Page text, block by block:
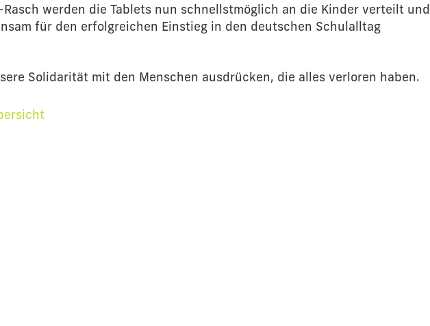
Rasch werden die Tablets nun schnellstmöglich an die Kinder verteilt und
für den erfolgreichen Einstieg in den deutschen Schulalltag
Solidarität mit den Menschen ausdrücken, die alles verloren haben.